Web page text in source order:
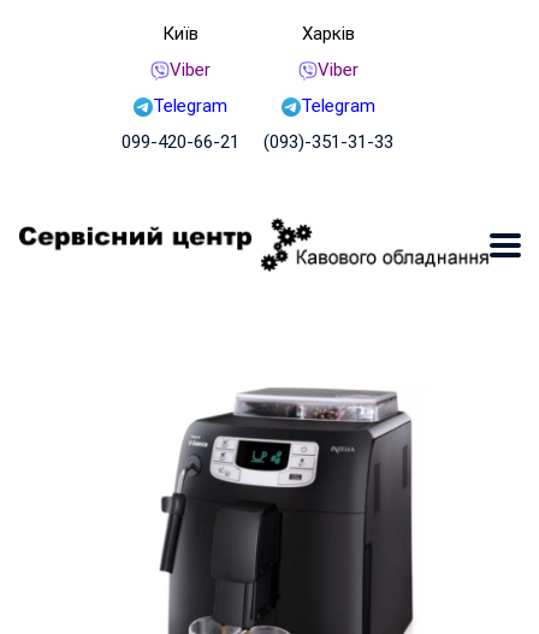
Київ
Viber
Telegram
099-420-66-21
Харків
Viber
Telegram
(093)-351-31-33